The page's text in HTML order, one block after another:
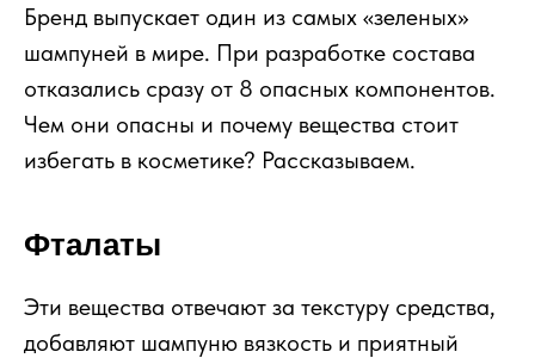
Бренд выпускает один из самых «зеленых»
шампуней в мире. При разработке состава
отказались сразу от 8 опасных компонентов.
Чем они опасны и почему вещества стоит
избегать в косметике? Рассказываем.
Фталаты
Эти вещества отвечают за текстуру средства,
добавляют шампуню вязкость и приятный